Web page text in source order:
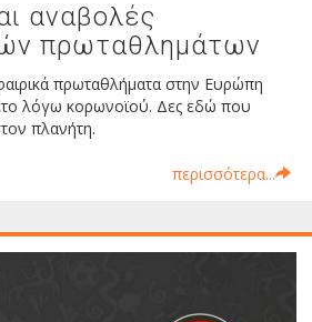
αναβολές
πρωταθλημάτων
πρωταθλήματα στην Ευρώπη
λόγω κορωνοϊού. Δες εδώ που
πλανήτη.
περισσότερα...